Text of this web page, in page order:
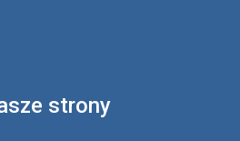
strony